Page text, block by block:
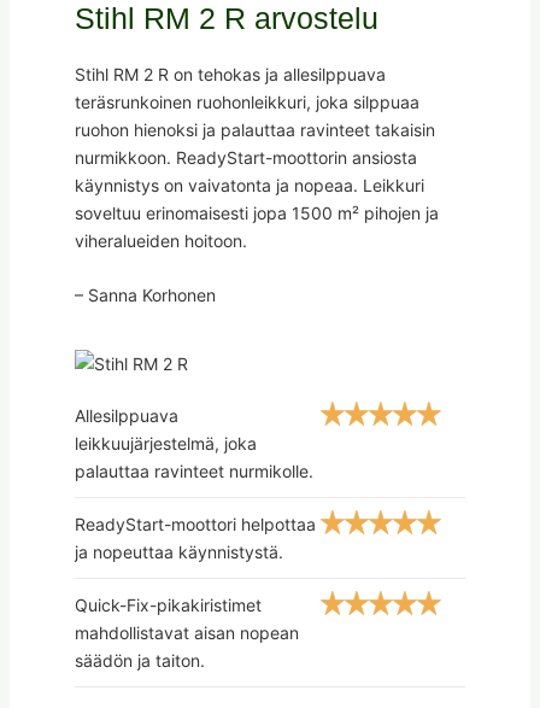
Stihl RM 2 R arvostelu
Stihl RM 2 R on tehokas ja allesilppuava
teräsrunkoinen ruohonleikkuri, joka silppuaa
ruohon hienoksi ja palauttaa ravinteet takaisin
nurmikkoon. ReadyStart-moottorin ansiosta
käynnistys on vaivatonta ja nopeaa. Leikkuri
soveltuu erinomaisesti jopa 1500 m² pihojen ja
viheralueiden hoitoon.
– Sanna Korhonen
Allesilppuava
leikkuujärjestelmä, joka
palauttaa ravinteet nurmikolle.
ReadyStart-moottori helpottaa
ja nopeuttaa käynnistystä.
Quick-Fix-pikakiristimet
mahdollistavat aisan nopean
säädön ja taiton.